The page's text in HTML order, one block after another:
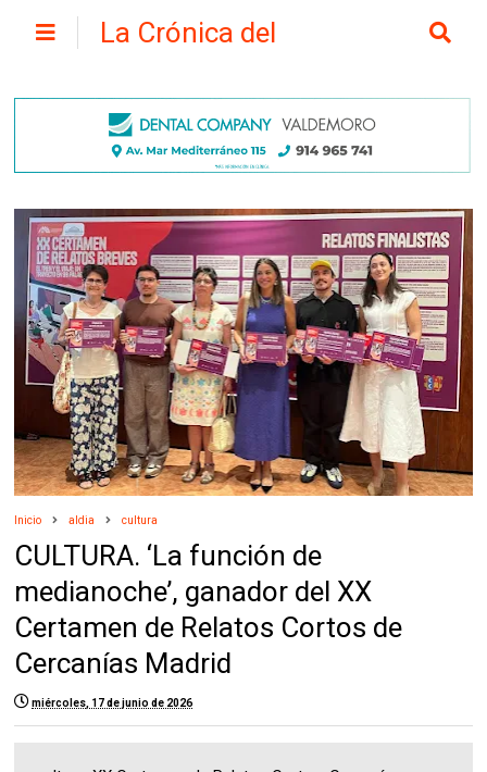
La Crónica del
Inicio aldia cultura
CULTURA. ‘La función de
medianoche’, ganador del XX
Certamen de Relatos Cortos de
Cercanías Madrid
miércoles, 17 de junio de 2026